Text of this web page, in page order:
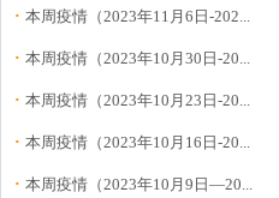
· 本周疫情（2023年11月6日-202...
· 本周疫情（2023年10月30日-20...
· 本周疫情（2023年10月23日-20...
· 本周疫情（2023年10月16日-20...
· 本周疫情（2023年10月9日—20...